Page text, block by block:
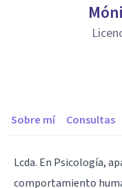
Sobre mí Consultas
Lcda. En Psicología,
comportamiento